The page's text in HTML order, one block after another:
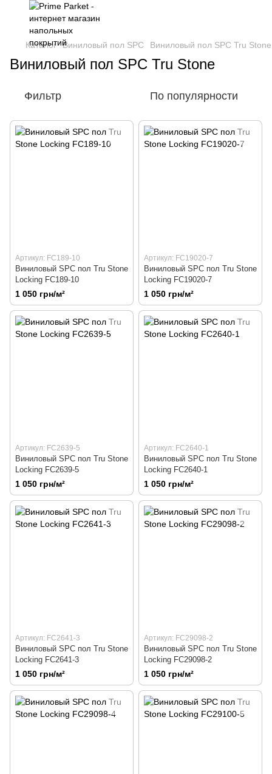
Каталог Виниловый пол SPC Виниловый пол SPC Tru Stone
Виниловый пол SPC Tru Stone
Фильтр По популярности
Артикул: FC189-10
Виниловый SPC пол Tru Stone
Locking FC189-10
1 050 грн/м²
Артикул: FC19020-7
Виниловый SPC пол Tru Stone
Locking FC19020-7
1 050 грн/м²
Артикул: FC2639-5
Виниловый SPC пол Tru Stone
Locking FC2639-5
1 050 грн/м²
Артикул: FC2640-1
Виниловый SPC пол Tru Stone
Locking FC2640-1
1 050 грн/м²
Артикул: FC2641-3
Виниловый SPC пол Tru Stone
Locking FC2641-3
1 050 грн/м²
Артикул: FC29098-2
Виниловый SPC пол Tru Stone
Locking FC29098-2
1 050 грн/м²